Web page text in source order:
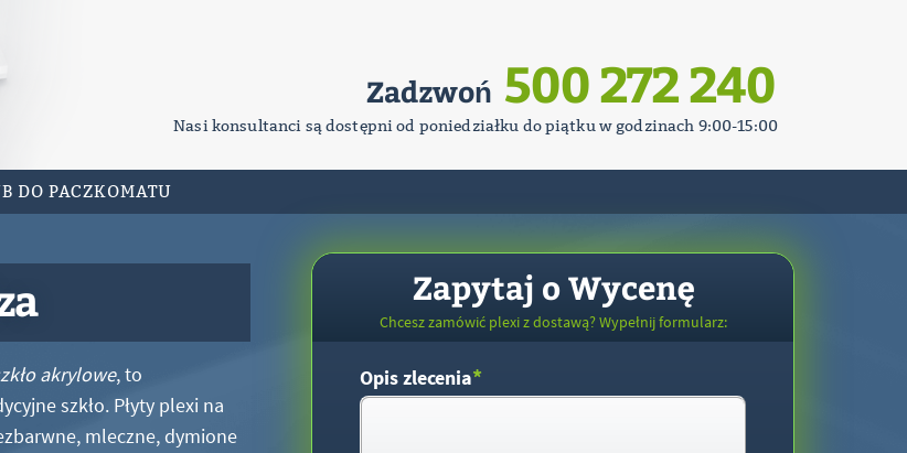
Zadzwoń 500 272 240
Nasi konsultanci są dostępni od poniedziałku do piątku w godzinach 9:00-15:00
DO PACZKOMATU
akrylowe, to
szkło. Płyty plexi na
mleczne, dymione
Zapytaj o Wycenę
Chcesz zamówić plexi z dostawą? Wypełnij formularz:
Opis zlecenia*